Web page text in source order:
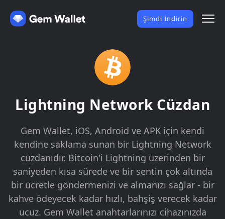
Şimdi İndirin
Lightning Network Cüzdan
Gem Wallet, iOS, Android ve APK için kendi
kendine saklama sunan bir Lightning Network
cüzdanıdır. Bitcoin'i Lightning üzerinden bir
saniyeden kısa sürede ve bir sentin çok altında
bir ücretle göndermenizi ve almanızı sağlar - bir
kahve ödeyecek kadar hızlı, bahşiş verecek kadar
ucuz. Gem Wallet anahtarlarınızı cihazınızda